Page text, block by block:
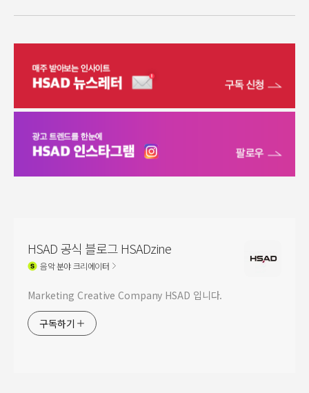
HSAD 공식 블로그 HSADzine
음악분야 크리에이터
Marketing Creative Company HSAD 입니다.
구독하기